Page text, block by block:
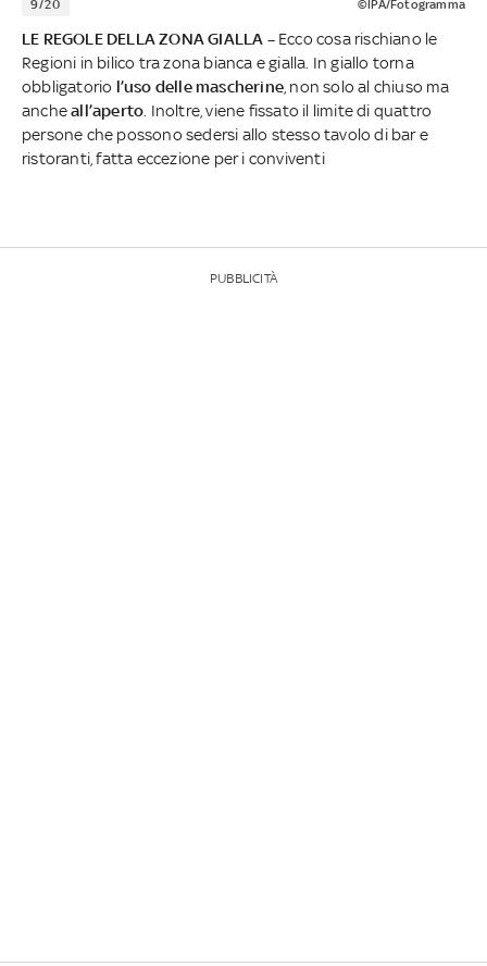
9/20 ©IPA/Fotogramma
LE REGOLE DELLA ZONA GIALLA –Ecco cosa rischiano le
Regioni in bilico tra zona bianca e gialla. In giallo torna
obbligatorio l’uso delle mascherine, non solo al chiuso ma
ancheall’aperto. Inoltre, viene fissato il limite di quattro
persone che possono sedersi allo stesso tavolo di bar e
ristoranti, fatta eccezione per i conviventi
PUBBLICITÀ